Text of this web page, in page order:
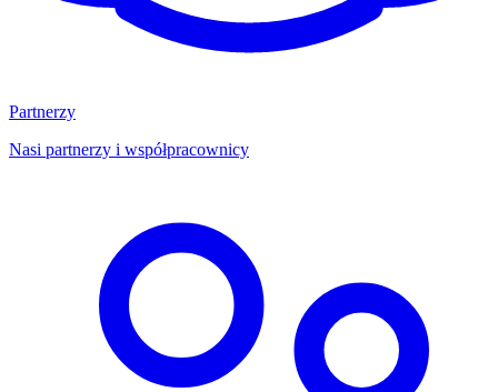
Partnerzy
Nasi partnerzy i współpracownicy